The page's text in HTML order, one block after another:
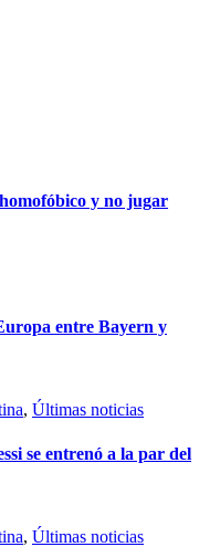
y no jugar
entre Bayern y
, Últimas noticias
se entrenó a la par del
, Últimas noticias